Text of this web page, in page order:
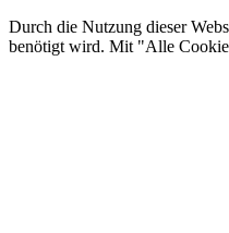
Durch die Nutzung dieser
benötigt wird. Mit "Alle